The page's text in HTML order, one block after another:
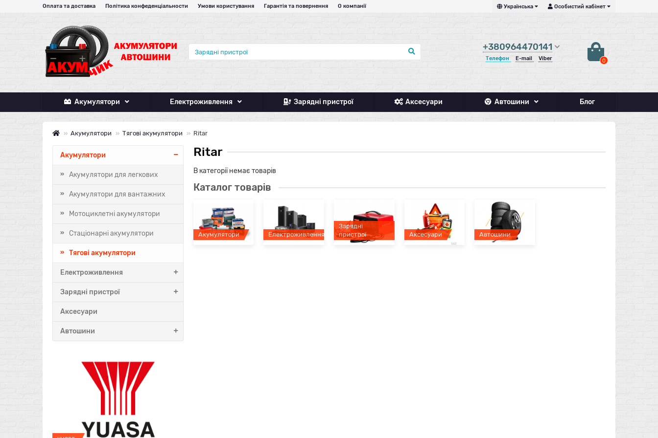
Особистий кабінет
Українська
Оплата та доставка Політика конфеденціальности Умови користування Гарантія та повернення О компанії
+380964470141
Телефон E-mail Viber 0
Акумулятори Електроживлення Зарядні пристрої Аксесуари Автошини Блог
Акумулятори Тягові акумулятори Ritar
Акумулятори
Акумулятори для легкових
Акумулятори для вантажних
Мотоциклетні акумулятори
Стаціонарні акумулятори
Тягові акумулятори
Електроживлення
Зарядні пристрої
Аксесуари
Автошини
Ritar
В категорії немає товарів
Каталог товарів
Акумулятори Електроживлення
Зарядні
пристрої
Аксесуари Автошини